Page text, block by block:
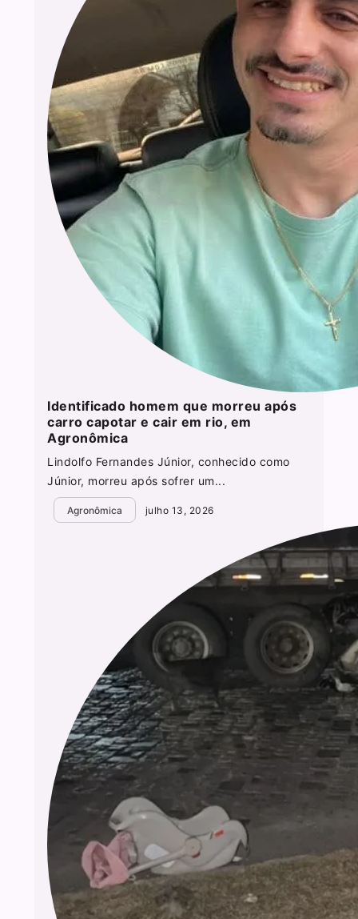
Identificado homem que morreu após
carro capotar e cair em rio, em
Agronômica
Lindolfo Fernandes Júnior, conhecido como
Júnior, morreu após sofrer um...
Agronômica julho 13, 2026